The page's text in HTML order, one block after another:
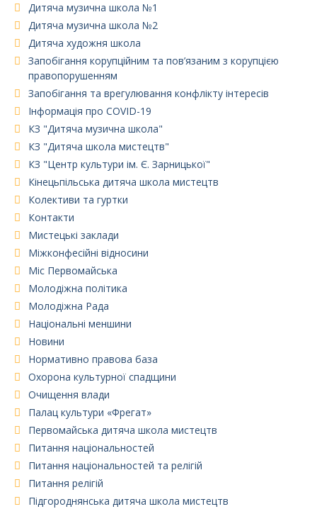
Дитяча музична школа №1
Дитяча музична школа №2
Дитяча художня школа
Запобігання корупційним та пов’язаним з корупцією
правопорушенням
Запобігання та врегулювання конфлікту інтересів
Інформація про COVID-19
КЗ "Дитяча музична школа"
КЗ "Дитяча школа мистецтв"
КЗ "Центр культури ім. Є. Зарницької"
Кінецьпільська дитяча школа мистецтв
Колективи та гуртки
Контакти
Мистецькі заклади
Міжконфесійні відносини
Міс Первомайська
Молодіжна політика
Молодіжна Рада
Національні меншини
Новини
Нормативно правова база
Охорона культурної спадщини
Очищення влади
Палац культури «Фрегат»
Первомайська дитяча школа мистецтв
Питання національностей
Питання національностей та релігій
Питання релігій
Підгороднянська дитяча школа мистецтв